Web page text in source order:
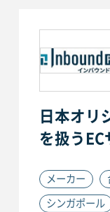
日本オリ
を扱うEC
メーカー
シンガポール